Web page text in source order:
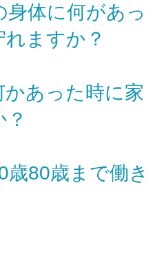
体に何があっ
ますか？
あった時に家
80歳まで働き